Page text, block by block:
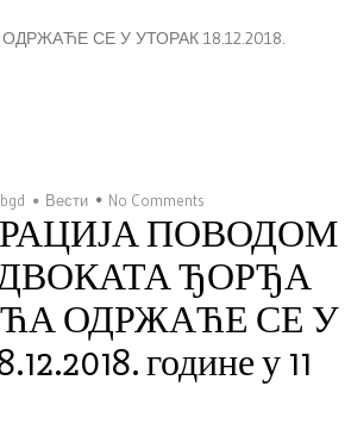
СЕ У УТОРАК 18.12.2018.
Вести No Comments
ПОВОДОМ
ЂОРЂА
ОДРЖАЋЕ СЕ У
године у 11